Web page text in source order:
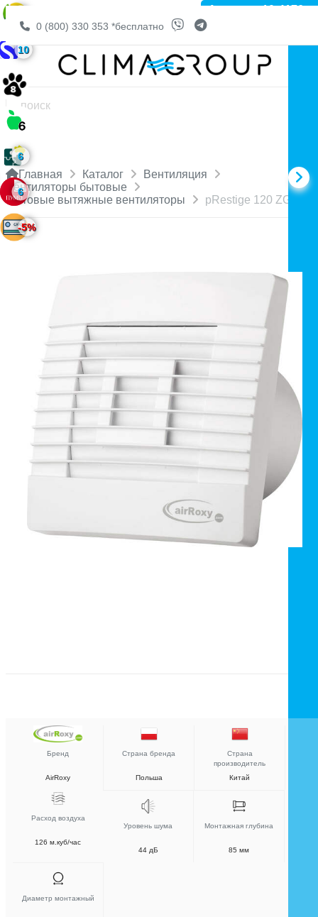
0 (800) 330 353 *бесплатно
Главная Каталог
Вентиляция
Вентиляторы бытовые
Бытовые вытяжные вентиляторы
pRestige 120 ZG PS
Артикул: 10-4176
10
6
6
-5%
Бренд
AirRoxy
Страна бренда
Польша
Страна
производитель
Китай
Расход воздуха
126 м.куб/час
Уровень шума
44 дБ
Монтажная глубина
85 мм
Диаметр монтажный